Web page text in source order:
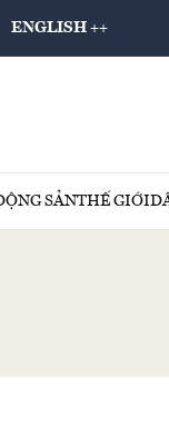
ENGLISH ++
SẢNTHẾ GIỚI